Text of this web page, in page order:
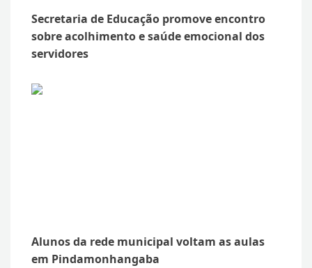
Secretaria de Educação promove encontro
sobre acolhimento e saúde emocional dos
servidores
Alunos da rede municipal voltam as aulas
em Pindamonhangaba